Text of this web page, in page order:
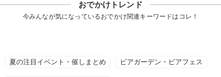
おでかけトレンド
今みんなが気になっているおでかけ関連キーワードはコレ！
夏の注目イベント・催しまとめ ビアガーデン・ビアフェス